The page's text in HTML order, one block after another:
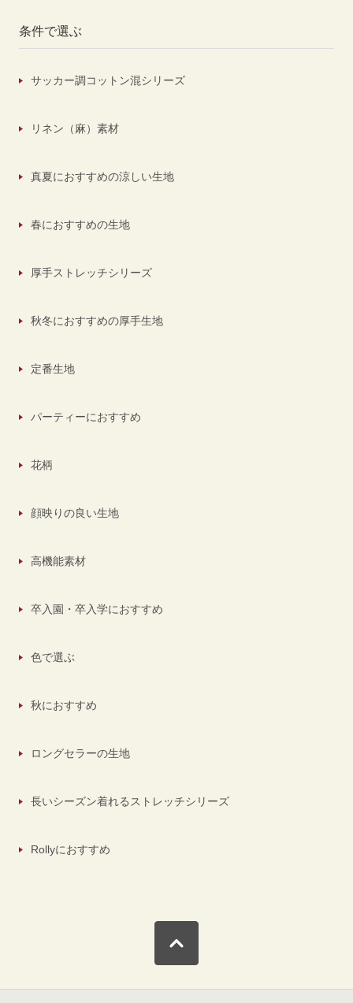
条件で選ぶ
サッカー調コットン混シリーズ
リネン（麻）素材
真夏におすすめの涼しい生地
春におすすめの生地
厚手ストレッチシリーズ
秋冬におすすめの厚手生地
定番生地
パーティーにおすすめ
花柄
顔映りの良い生地
高機能素材
卒入園・卒入学におすすめ
色で選ぶ
秋におすすめ
ロングセラーの生地
長いシーズン着れるストレッチシリーズ
Rollyにおすすめ